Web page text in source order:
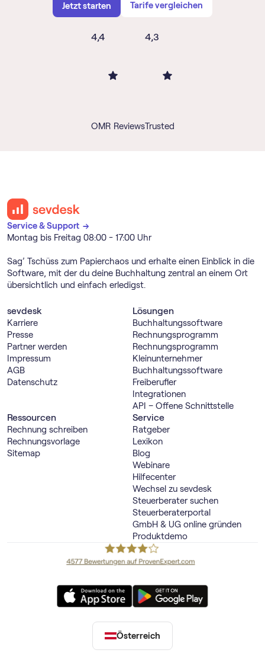
Jetzt starten Tarife vergleichen
4,4
OMR Reviews
4,3
Trusted
Service & Support →
Montag bis Freitag 08:00 - 17:00 Uhr
Sag’ Tschüss zum Papierchaos und erhalte einen Einblick in die
Software, mit der du deine Buchhaltung zentral an einem Ort
übersichtlich und einfach erledigst.
sevdesk
Karriere
Presse
Partner werden
Impressum
AGB
Datenschutz
Lösungen
Buch­haltungs­software
Rechnungs­programm
Rechnungs­programm
Kleinunternehmer
Buch­haltungs­software
Freiberufler
Integrationen
API – Offene Schnittstelle
Ressourcen
Rechnung schreiben
Rechnungsvorlage
Sitemap
Service
Ratgeber
Lexikon
Blog
Webinare
Hilfecenter
Wechsel zu sevdesk
Steuerberater suchen
Steuerberaterportal
GmbH & UG online gründen
Produktdemo
Österreich